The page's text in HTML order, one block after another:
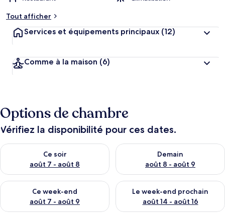
Tout afficher
Services et équipements principaux (12)
Comme à la maison (6)
Options de chambre
Vérifiez la disponibilité pour ces dates.
Ce soir
août 7 - août 8
Vérifier la disponibilité pour ce soir août 7 - août 8
Demain
août 8 - août 9
Vérifier la disponibilité pour
Ce week-end
août 7 - août 9
Vérifier la disponibilité pour ce week-end août 7 - août 9
Le week-end prochain
août 14 - août 16
Vérifier la disponibilité pour